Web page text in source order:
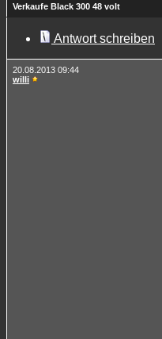
Verkaufe Black 300 48 volt
Antwort schreiben
20.08.2013 09:44
willi